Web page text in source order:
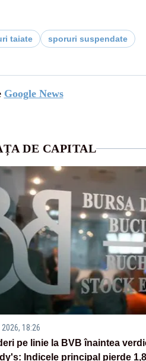
taiate
sporuri suspendate
Google News
DE CAPITAL
2026, 18:26
pe linie la BVB înaintea
Indicele principal pierde